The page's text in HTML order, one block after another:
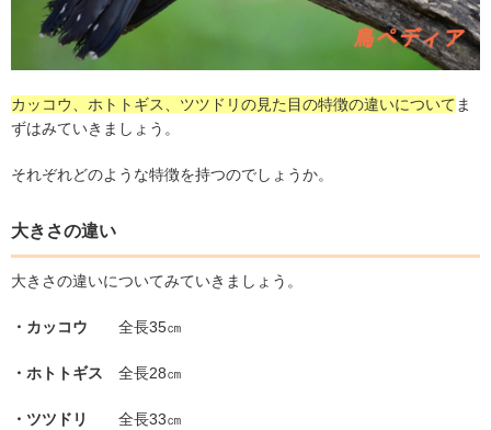
カッコウ、ホトトギス、ツツドリの見た目の特徴の違いについてま
ずはみていきましょう。
それぞれどのような特徴を持つのでしょうか。
大きさの違い
大きさの違いについてみていきましょう。
・カッコウ 全長35㎝
・ホトトギス 全長28㎝
・ツツドリ 全長33㎝